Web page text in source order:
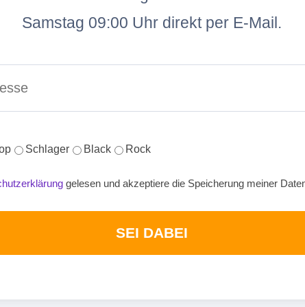
Samstag 09:00 Uhr direkt per E-Mail.
Schlager Black Rock
gelesen und akzeptiere die Speicherung meiner
SEI DABEI